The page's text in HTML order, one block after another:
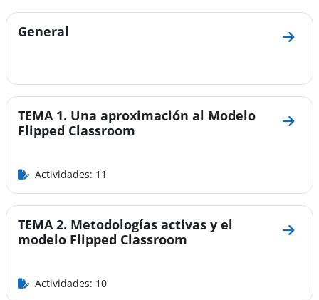
Perfilado de sección
General
Ir a
TEMA 1. Una aproximación al Modelo
Flipped Classroom
Ir a
Actividades: 11
TEMA 2. Metodologías activas y el
modelo Flipped Classroom
Ir a
Actividades: 10